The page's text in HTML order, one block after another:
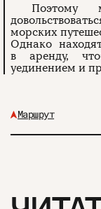
Маршрут
Поэтому
морских
Однако
в аренду,
уединением и